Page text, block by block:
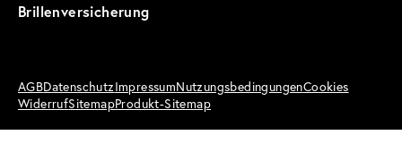
Brillenversicherung
AGBDatenschutzImpressumNutzungsbedingungenCookies
WiderrufSitemapProdukt-Sitemap